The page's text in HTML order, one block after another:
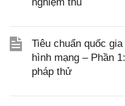
Tiêu chuẩn quốc
hình mạng – Phần
pháp thử